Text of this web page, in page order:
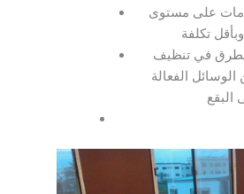
على مستوى
في تنظيف
الفعالة